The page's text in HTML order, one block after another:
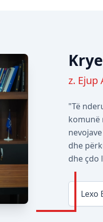
z. Ejup
"Të
komunë
dhe
dhe çdo
Lexo